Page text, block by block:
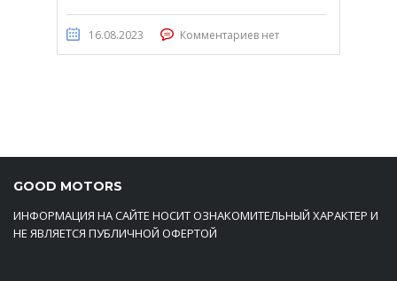
16.08.2023 Комментариев нет
GOOD MOTORS
ИНФОРМАЦИЯ НА САЙТЕ НОСИТ ОЗНАКОМИТЕЛЬНЫЙ ХАРАКТЕР И
НЕ ЯВЛЯЕТСЯ ПУБЛИЧНОЙ ОФЕРТОЙ